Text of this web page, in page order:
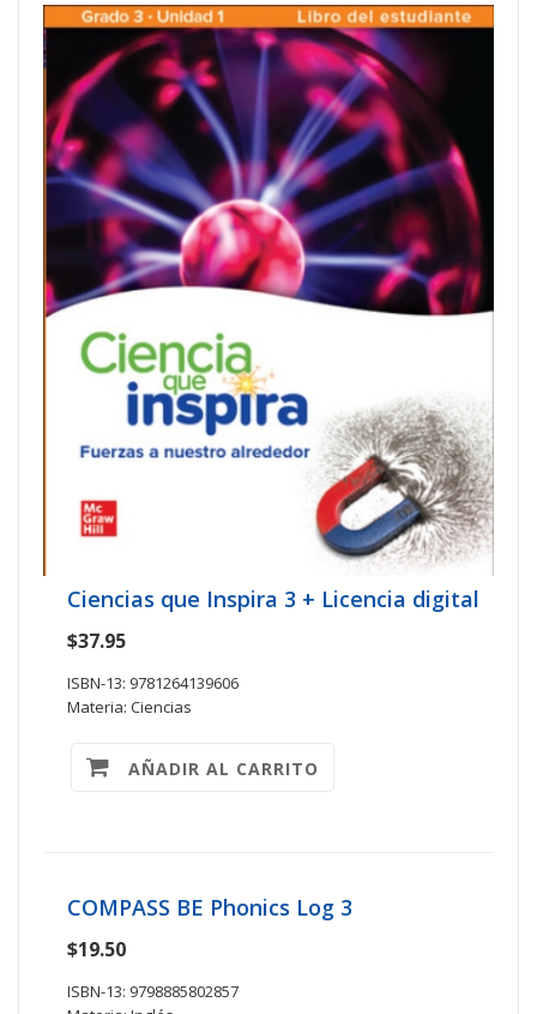
Ciencias que Inspira 3 + Licencia digital
$37.95
ISBN-13: 9781264139606
Materia: Ciencias
AÑADIR AL CARRITO
COMPASS BE Phonics Log 3
$19.50
ISBN-13: 9798885802857